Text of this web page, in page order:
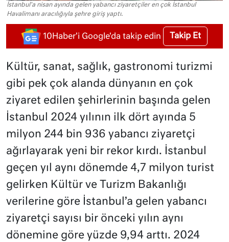
İstanbul'a nisan ayında gelen yabancı ziyaretçiler en çok İstanbul
Havalimanı aracılığıyla şehre giriş yaptı.
10Haber'i Google'da takip edin Takip Et
Kültür, sanat, sağlık, gastronomi turizmi
gibi pek çok alanda dünyanın en çok
ziyaret edilen şehirlerinin başında gelen
İstanbul 2024 yılının ilk dört ayında 5
milyon 244 bin 936 yabancı ziyaretçi
ağırlayarak yeni bir rekor kırdı. İstanbul
geçen yıl aynı dönemde 4,7 milyon turist
gelirken Kültür ve Turizm Bakanlığı
verilerine göre İstanbul’a gelen yabancı
ziyaretçi sayısı bir önceki yılın aynı
dönemine göre yüzde 9,94 arttı. 2024